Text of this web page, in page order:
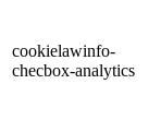
cookielawinfo-
checbox-analytics